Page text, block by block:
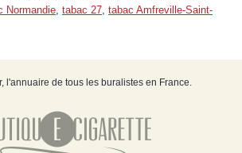
Normandie, tabac 27, tabac Amfreville-Saint-
l'annuaire de tous les buralistes en France.